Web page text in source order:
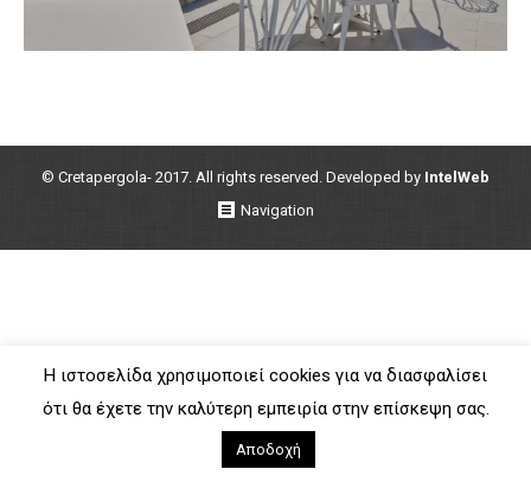
© Cretapergola- 2017. All rights reserved. Developed by IntelWeb
Navigation
Η ιστοσελίδα χρησιμοποιεί cookies για να διασφαλίσει
ότι θα έχετε την καλύτερη εμπειρία στην επίσκεψη σας.
Αποδοχή